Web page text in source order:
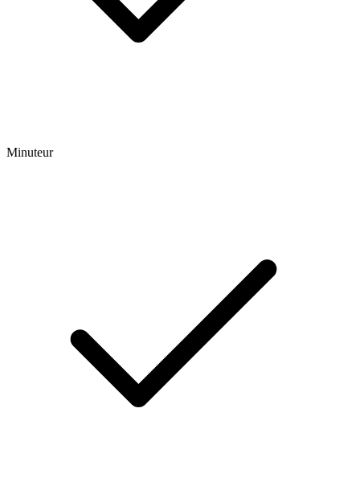
Minuteur